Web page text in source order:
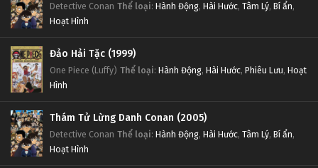
Detective Conan Thể loại: Hành Động, Hài Hước, Tâm Lý, Bí ẩn,
Hoạt Hình
Đảo Hải Tặc (1999)
One Piece (Luffy) Thể loại: Hành Động, Hài Hước, Phiêu Lưu, Hoạt
Hình
Thám Tử Lừng Danh Conan (2005)
Detective Conan Thể loại: Hành Động, Hài Hước, Tâm Lý, Bí ẩn,
Hoạt Hình